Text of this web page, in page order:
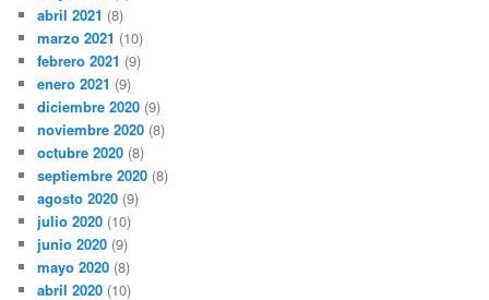
abril 2021 (8)
marzo 2021 (10)
febrero 2021 (9)
enero 2021 (9)
diciembre 2020 (9)
noviembre 2020 (8)
octubre 2020 (8)
septiembre 2020 (8)
agosto 2020 (9)
julio 2020 (10)
junio 2020 (9)
mayo 2020 (8)
abril 2020 (10)